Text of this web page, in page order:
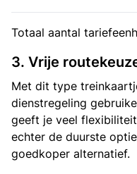
Totaal aantal
3. Vrije
Met dit type
dienstregeling
geeft je veel
echter de duurste
goedkoper alternatief.